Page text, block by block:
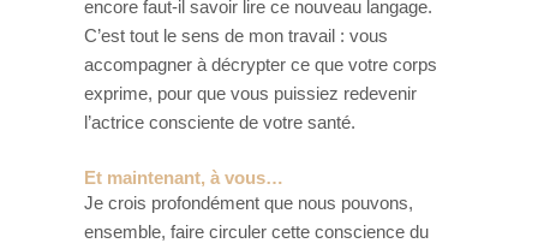
encore faut-il savoir lire ce nouveau langage.
C’est tout le sens de mon travail : vous
accompagner à décrypter ce que votre corps
exprime, pour que vous puissiez redevenir
l’actrice consciente de votre santé.
Et maintenant, à vous…
Je crois profondément que nous pouvons,
ensemble, faire circuler cette conscience du